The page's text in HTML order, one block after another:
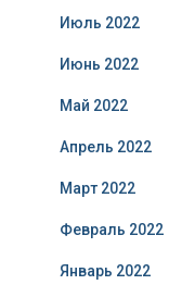
Июль 2022
Июнь 2022
Май 2022
Апрель 2022
Март 2022
Февраль 2022
Январь 2022